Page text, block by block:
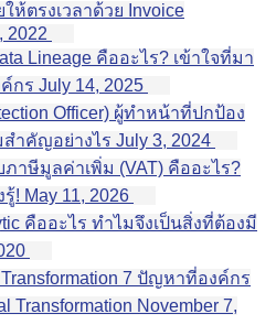
ตรงเวลาด้วย Invoice
2022
Lineage คืออะไร? เข้าใจที่มา
กร July 14, 2025
Officer) ผู้ทำหน้าที่ปกป้อง
ำคัญอย่างไร July 3, 2024
ภาษีมูลค่าเพิ่ม (VAT) คืออะไร?
รู้! May 11, 2026
คืออะไร ทำไมจึงเป็นสิ่งที่ต้องมี
7 ปัญหาที่องค์กร
Transformation November 7,